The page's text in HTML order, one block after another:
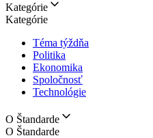
Kategórie
Kategórie
Téma týždňa
Politika
Ekonomika
Spoločnosť
Technológie
O Štandarde
O Štandarde